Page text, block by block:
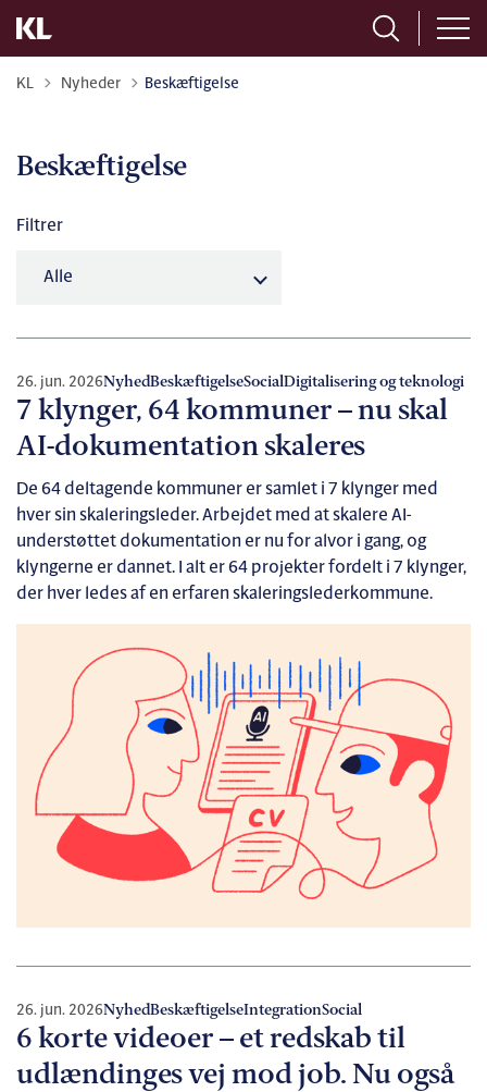
KL Tilbage til
Nyheder Beskæftigelse
Beskæftigelse
Filtrer
26. jun. 2026NyhedBeskæftigelseSocialDigitalisering og teknologi
7 klynger, 64 kommuner – nu skal
AI-dokumentation skaleres
De 64 deltagende kommuner er samlet i 7 klynger med
hver sin skaleringsleder. Arbejdet med at skalere AI-
understøttet dokumentation er nu for alvor i gang, og
klyngerne er dannet. I alt er 64 projekter fordelt i 7 klynger,
der hver ledes af en erfaren skaleringslederkommune.
26. jun. 2026NyhedBeskæftigelseIntegrationSocial
6 korte videoer – et redskab til
udlændinges vej mod job. Nu også